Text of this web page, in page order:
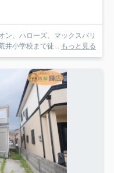
ン、ハローズ、マックスバリ
井小学校まで徒...
もっと見る